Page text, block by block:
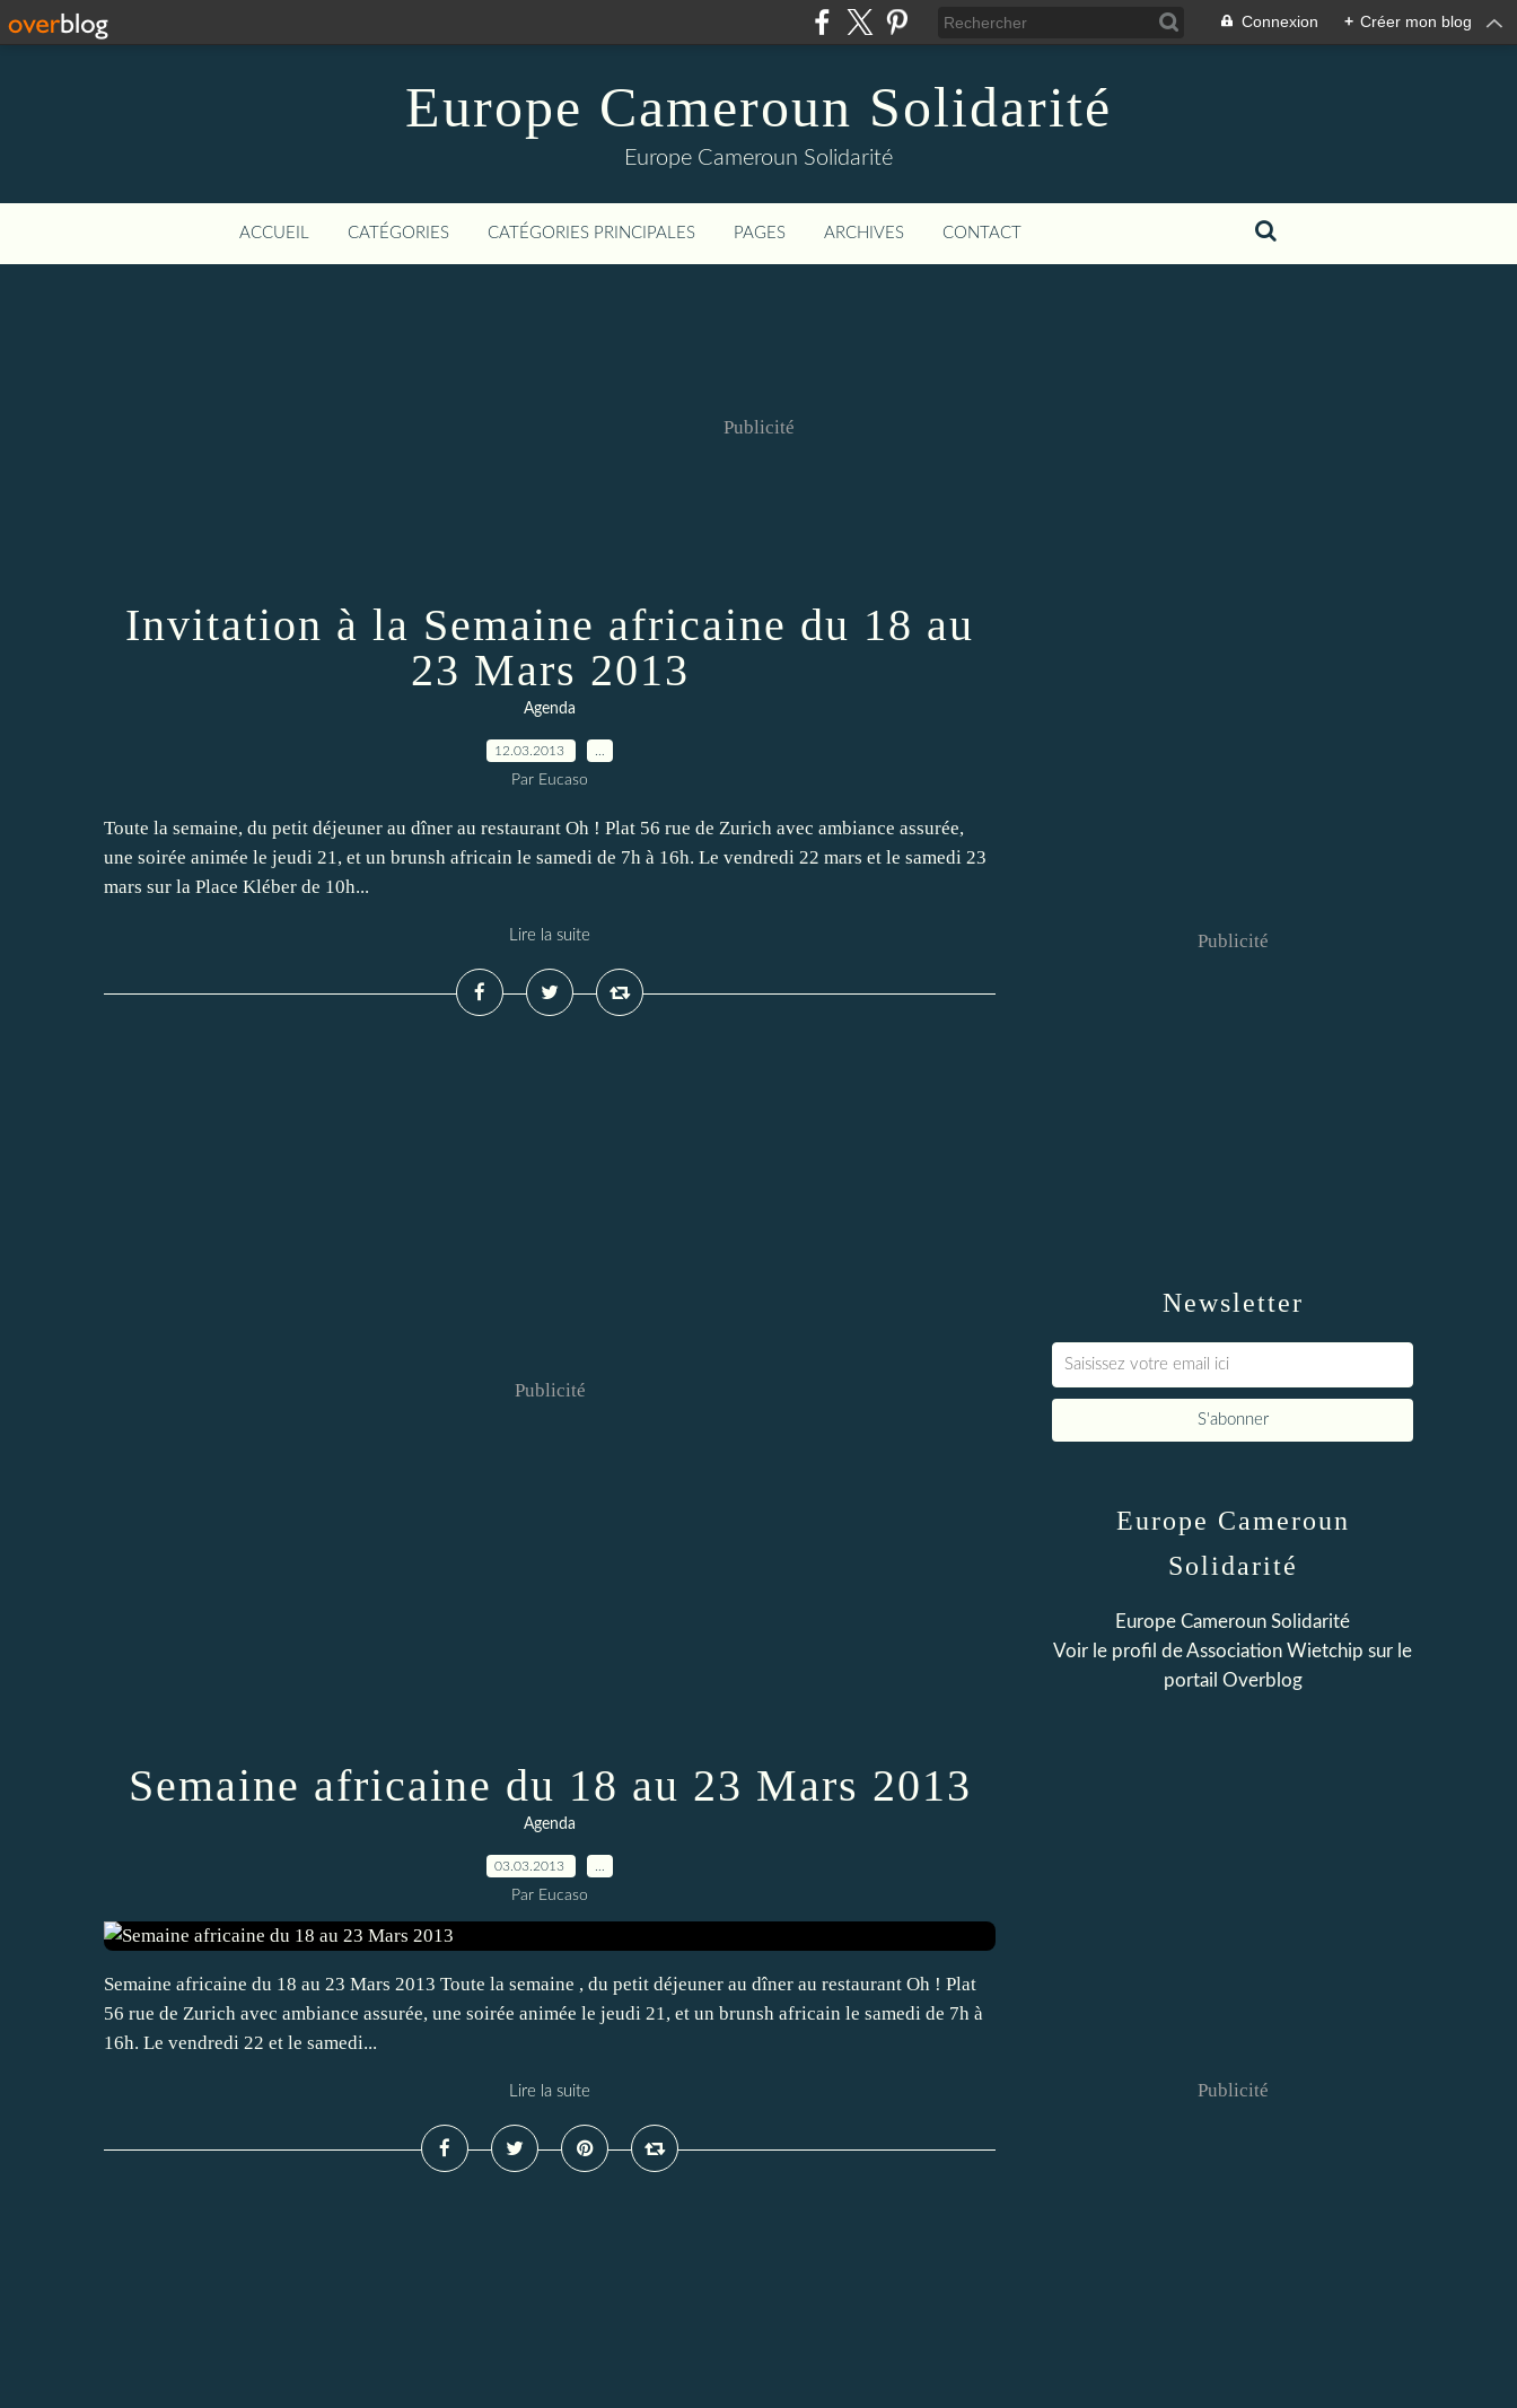
Connexion + Créer mon blog
Europe Cameroun Solidarité
Europe Cameroun Solidarité
ACCUEIL CATÉGORIES CATÉGORIES PRINCIPALES PAGES ARCHIVES CONTACT
Publicité
Invitation à la Semaine africaine du 18 au
23 Mars 2013
Agenda
12.03.2013
Par Eucaso
Toute la semaine, du petit déjeuner au dîner au restaurant Oh ! Plat 56 rue de Zurich avec ambiance assurée,
une soirée animée le jeudi 21, et un brunsh africain le samedi de 7h à 16h. Le vendredi 22 mars et le samedi 23
mars sur la Place Kléber de 10h...
Lire la suite
Publicité
Semaine africaine du 18 au 23 Mars 2013
Agenda
03.03.2013
Par Eucaso
Semaine africaine du 18 au 23 Mars 2013 Toute la semaine , du petit déjeuner au dîner au restaurant Oh ! Plat
56 rue de Zurich avec ambiance assurée, une soirée animée le jeudi 21, et un brunsh africain le samedi de 7h à
16h. Le vendredi 22 et le samedi...
Lire la suite
Newsletter
Publicité
Europe Cameroun
Solidarité
Europe Cameroun Solidarité
Voir le profil deAssociation Wietchip sur le
portail Overblog
Publicité